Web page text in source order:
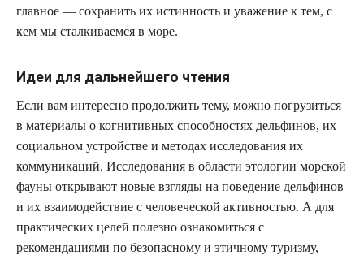
главное — сохранить их истинность и уважение к тем, с
кем мы сталкиваемся в море.
Идеи для дальнейшего чтения
Если вам интересно продолжить тему, можно погрузиться
в материалы о когнитивных способностях дельфинов, их
социальном устройстве и методах исследования их
коммуникаций. Исследования в области этологии морской
фауны открывают новые взгляды на поведение дельфинов
и их взаимодействие с человеческой активностью. А для
практических целей полезно ознакомиться с
рекомендациями по безопасному и этичному туризму,